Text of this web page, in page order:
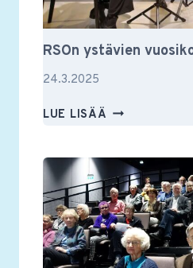
RSOn ystävien
24.3.2025
LUE LISÄÄ RSON
2025